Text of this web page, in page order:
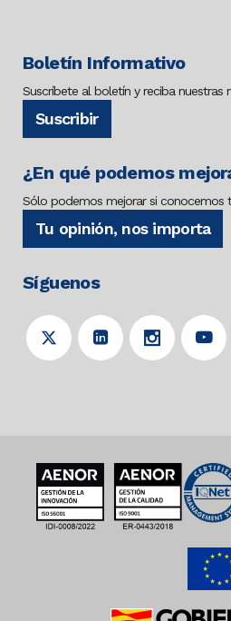
Boletín Informativo
Suscríbete al boletín y reciba nuestras
Suscribir
¿En qué podemos
Sólo podemos mejorar si conocemos
Tu opinión, nos importa
Síguenos